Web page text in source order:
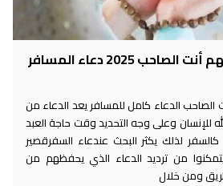
دعاء السفر قصير اللهم أنت الصاحب 2025 دعاء المسافر
الصاحب الدعاء كامل للمسافر يعد الدعاء من
للإنسان وعلى وجه التحديد وقت حاجة العبد
لذلك يكثر البحث عندعاء السفرقصير
من ترديد الدعاء الذي يحفظهم من
ومن خلال